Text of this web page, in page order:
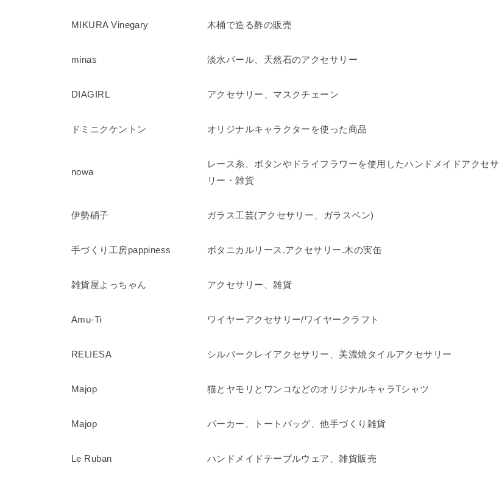
MIKURA Vinegary 木桶で造る酢の販売
minas 淡水パール、天然石のアクセサリー
DIAGIRL アクセサリー、マスクチェーン
ドミニクケントン オリジナルキャラクターを使った商品
nowa
レース糸、ボタンやドライフラワーを使用したハンドメイドアクセサ
リー・雑貨
伊勢硝子 ガラス工芸(アクセサリー、ガラスペン)
手づくり工房pappiness ボタニカルリース.アクセサリー.木の実缶
雑貨屋よっちゃん アクセサリー、雑貨
Amu-Ti ワイヤーアクセサリー/ワイヤークラフト
RELIESA シルバークレイアクセサリー、美濃焼タイルアクセサリー
Majop 猫とヤモリとワンコなどのオリジナルキャラTシャツ
Majop パーカー、トートバッグ、他手づくり雑貨
Le Ruban ハンドメイドテーブルウェア、雑貨販売